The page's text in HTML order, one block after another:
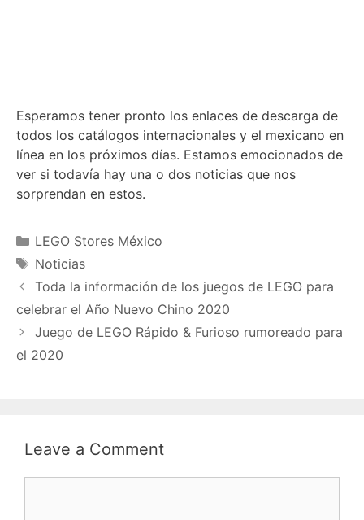
Esperamos tener pronto los enlaces de descarga de
todos los catálogos internacionales y el mexicano en
línea en los próximos días. Estamos emocionados de
ver si todavía hay una o dos noticias que nos
sorprendan en estos.
Categories
LEGO Stores México
Tags
Noticias
Toda la información de los juegos de LEGO para
celebrar el Año Nuevo Chino 2020
Juego de LEGO Rápido & Furioso rumoreado para
el 2020
Leave a Comment